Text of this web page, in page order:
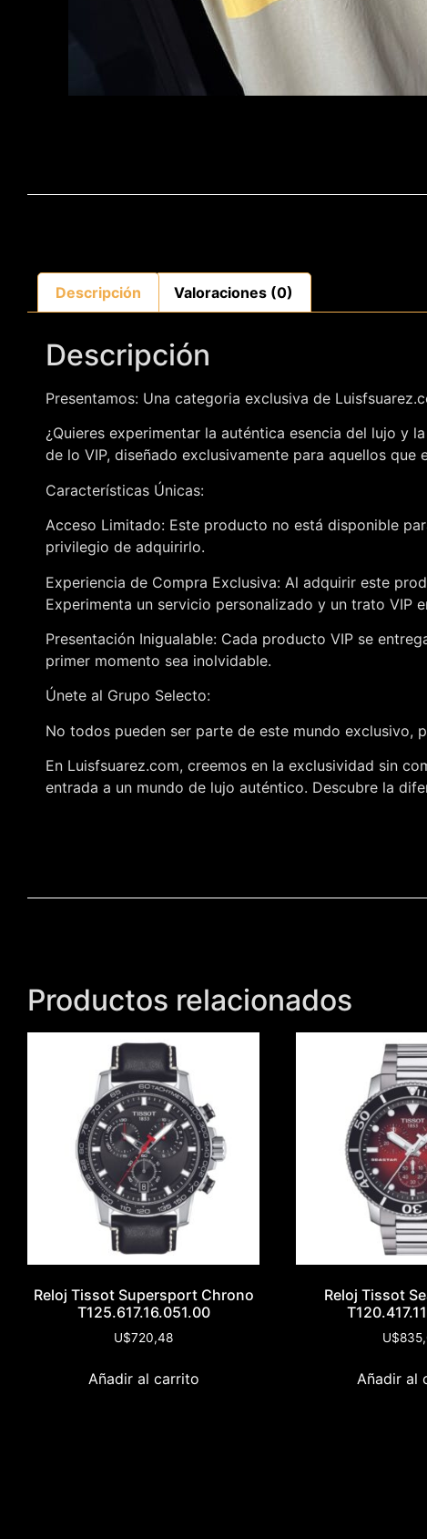
Descripción Valoraciones (0)
Descripción
Presentamos: Una categoria exclusiva de
¿Quieres experimentar la auténtica esencia del lujo y
de lo VIP, diseñado exclusivamente para aquellos que
Características Únicas:
Acceso Limitado: Este producto no está disponible
privilegio de adquirirlo.
Experiencia de Compra Exclusiva: Al adquirir este
Experimenta un servicio personalizado y un trato VIP
Presentación Inigualable: Cada producto VIP se
primer momento sea inolvidable.
Únete al Grupo Selecto:
No todos pueden ser parte de este mundo exclusivo,
En Luisfsuarez.com, creemos en la exclusividad sin
entrada a un mundo de lujo auténtico. Descubre la
Productos relacionados
Reloj Tissot Supersport Chrono
T125.617.16.051.00
U$720,48
Añadir al carrito
Reloj Tissot
U$
Añadir al